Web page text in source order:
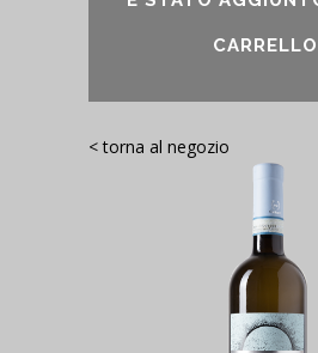
< torna al negozio